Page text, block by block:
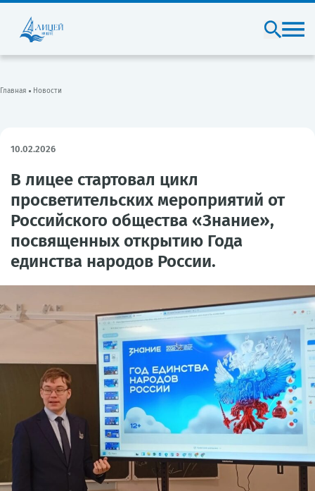
Главная Новости
10.02.2026
В лицее стартовал цикл
просветительских мероприятий от
Российского общества «Знание»,
посвященных открытию Года
единства народов России.